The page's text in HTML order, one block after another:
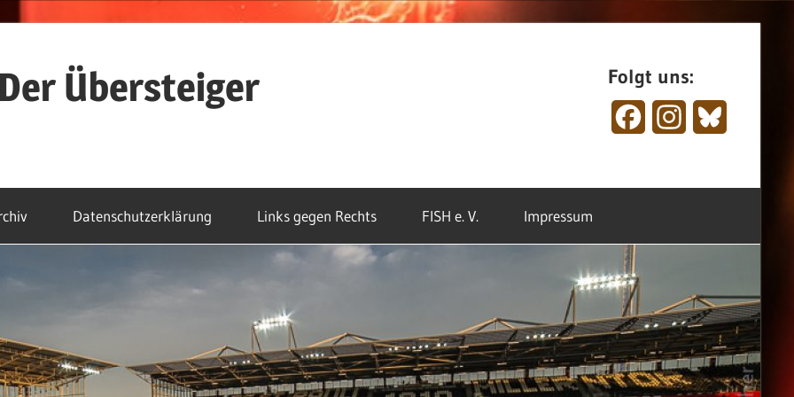
Der Übersteiger Folgt uns:
FacebookInstagram
Datenschutzerklärung Links gegen Rechts FISH e. V. Impressum